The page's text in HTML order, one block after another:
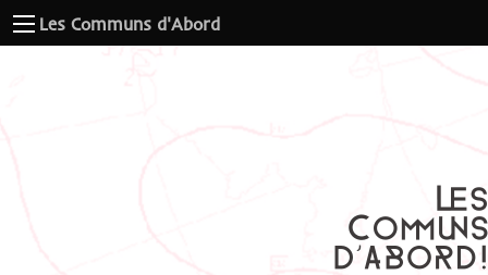
Les Communs d'Abord